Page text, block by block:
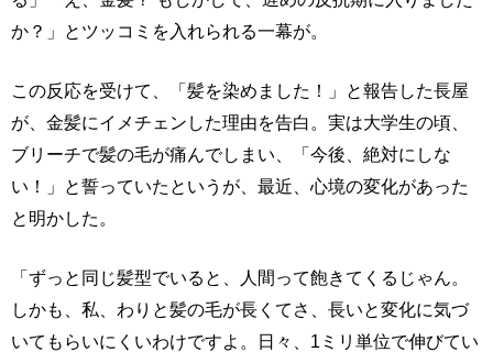
か？」とツッコミを入れられる一幕が。
この反応を受けて、「髪を染めました！」と報告した長屋
が、金髪にイメチェンした理由を告白。実は大学生の頃、
ブリーチで髪の毛が痛んでしまい、「今後、絶対にしな
い！」と誓っていたというが、最近、心境の変化があった
と明かした。
「ずっと同じ髪型でいると、人間って飽きてくるじゃん。
しかも、私、わりと髪の毛が長くてさ、長いと変化に気づ
いてもらいにくいわけですよ。日々、1ミリ単位で伸びてい